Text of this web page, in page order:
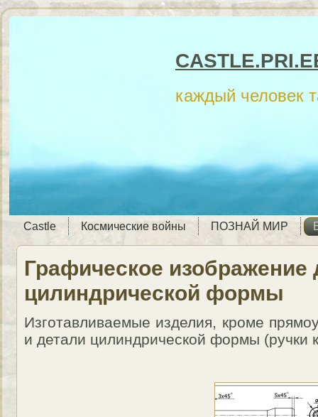
каждый человек
Castle Космические войны ПОЗНАЙ МИР
Графическое изображение
цилиндрической формы
Изготавливаемые изделия, кроме
и детали цилиндрической формы (ручки